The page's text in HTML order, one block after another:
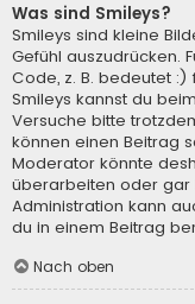
Was sind Smileys?
Smileys sind kleine
Gefühl auszudrücken.
Code, z. B. bedeutet :)
Smileys kannst du
Versuche bitte
können einen Beitrag
Moderator könnte
überarbeiten oder gar
Administration kann
du in einem Beitrag
Nach oben